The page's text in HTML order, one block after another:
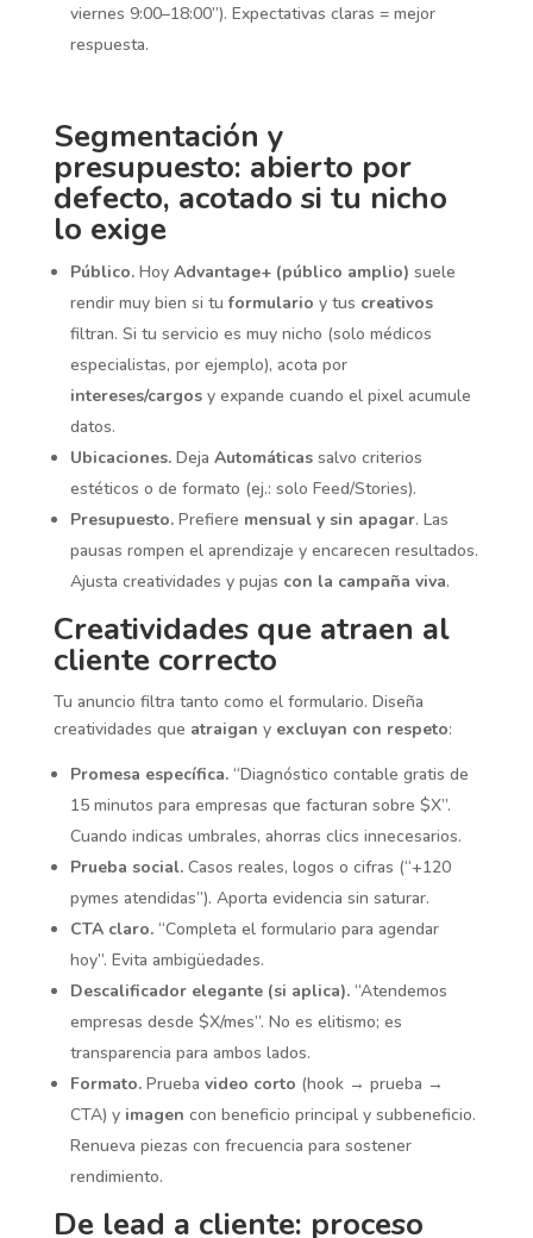
viernes 9:00–18:00”). Expectativas claras = mejor
respuesta.
Segmentación y
presupuesto: abierto por
defecto, acotado si tu nicho
lo exige
Público.Hoy Advantage+ (público amplio) suele
rendir muy bien si tuformulario y tus creativos
filtran. Si tu servicio es muy nicho (solo médicos
especialistas, por ejemplo), acota por
intereses/cargosy expande cuando el pixel acumule
datos.
Ubicaciones.Deja Automáticassalvo criterios
estéticos o de formato (ej.: solo Feed/Stories).
Presupuesto.Prefiere mensual y sin apagar. Las
pausas rompen el aprendizaje y encarecen resultados.
Ajusta creatividades y pujas con la campaña viva.
Creatividades que atraen al
cliente correcto
Tu anuncio filtra tanto como el formulario. Diseña
creatividades que atraigan y excluyan con respeto:
Promesa específica.“Diagnóstico contable gratis de
15 minutos para empresas que facturan sobre $X”.
Cuando indicas umbrales, ahorras clics innecesarios.
Prueba social.Casos reales, logos o cifras (“+120
pymes atendidas”). Aporta evidencia sin saturar.
CTA claro.“Completa el formulario para agendar
hoy”. Evita ambigüedades.
Descalificador elegante (si aplica).“Atendemos
empresas desde $X/mes”. No es elitismo; es
transparencia para ambos lados.
Formato.Prueba video corto (hook → prueba →
CTA) y imagen con beneficio principal y subbeneficio.
Renueva piezas con frecuencia para sostener
rendimiento.
De lead a cliente: proceso